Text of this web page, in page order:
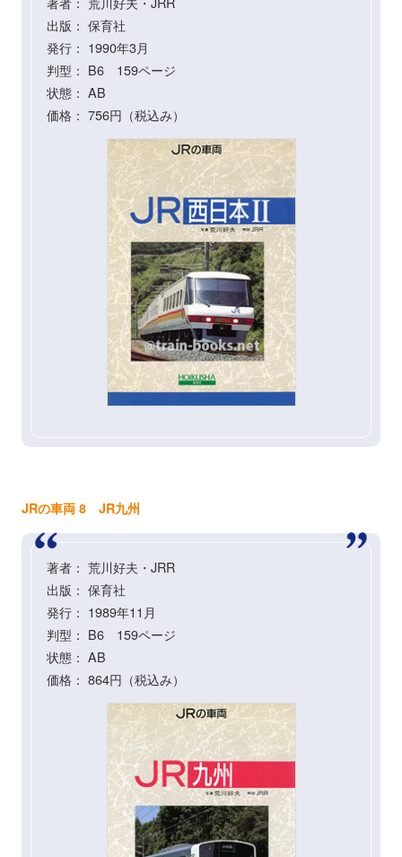
出版： 保育社
発行： 1990年3月
判型： B6 159ページ
状態： AB
価格： 756円（税込み）
JRの車両 8 JR九州
著者： 荒川好夫・JRR
出版： 保育社
発行： 1989年11月
判型： B6 159ページ
状態： AB
価格： 864円（税込み）